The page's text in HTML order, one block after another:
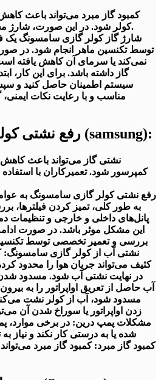
کمبود گاز مبرد می‌تواند باعث
کولر شود. در این صورت، شارژ مجدد گاز مبرد ضروری است.
شارژ گاز کولر گازی سامسونگ یک
توسط تکنسین ماهر انجام شود. در
نمی‌کند یا سرمای آن کاهش یافته
گاز داشته باشد. برای این کار،
سیستم اطمینان حاصل کنید و
مناسب و با رعایت نکات ایمنی،
رفع نشتی کولر گازی سامسونگ (samsung):
نشتی گاز می‌تواند باعث کاهش
کمپرسور شود. تعمیرکاران با
رفع نشتی کولر گازی سامسونگ به
به طور کلی، تمیز کردن فیلترها،
پانل‌های داخلی و خارجی و تنظیمات
این مشکل موثر باشد. در صورت
بررسی و تعمیر تخصصی توسط تکنسین
نشتی آب از کولر گازی سامسونگ:
کثیف می‌تواند جریان هوا را محدود
در نهایت نشتی آب شود. مسدود شدن
آب حاصل از تعریق اواپراتور را به
مسدود شود، آب از کولر نشت
زدن اواپراتور یا سوراخ شدن آن
مشکلات پمپ درین: در برخی
شده یا به درستی کار نکند و نیاز
کمبود گاز مبرد: کمبود گاز مبرد